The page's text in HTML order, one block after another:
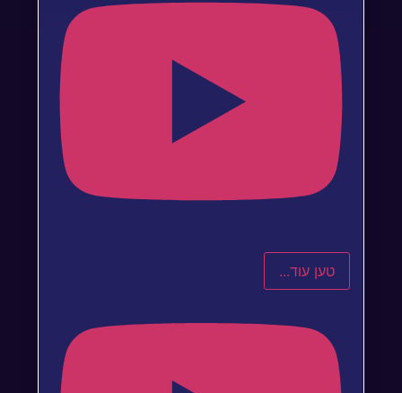
טען עוד...